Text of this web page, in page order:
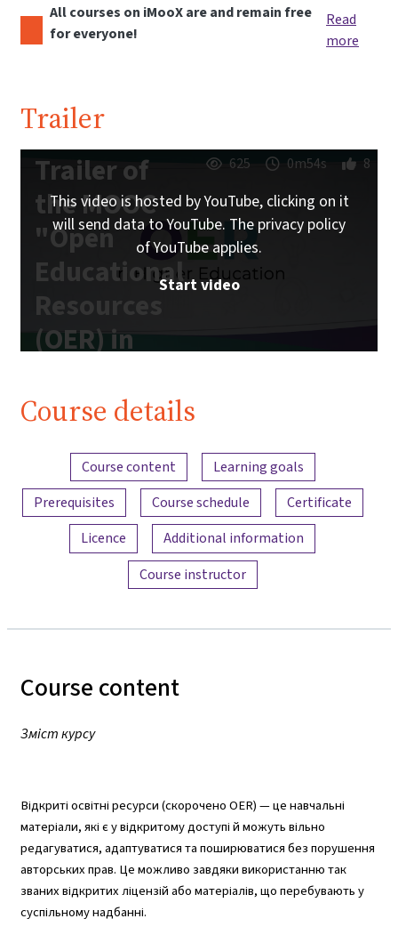
All courses on iMooX are and remain free
for everyone!
Read
more
Trailer
Trailer of
the MOOC
"Open
Educational
Resources
(OER) in
Education"
625 0m54s 8
This video is hosted by YouTube, clicking on it
will send data to YouTube. The privacy policy
of YouTube applies.
Start video
Course details
Content overview
Course content
Learning goals
Prerequisites
Course schedule
Certificate
Licence
Additional information
Course instructor
Course content
Зміст курсу
Відкриті освітні ресурси (скорочено OER) — це навчальні
матеріали, які є у відкритому доступі й можуть вільно
редагуватися, адаптуватися та поширюватися без порушення
авторських прав. Це можливо завдяки використанню так
званих відкритих ліцензій або матеріалів, що перебувають у
суспільному надбанні.